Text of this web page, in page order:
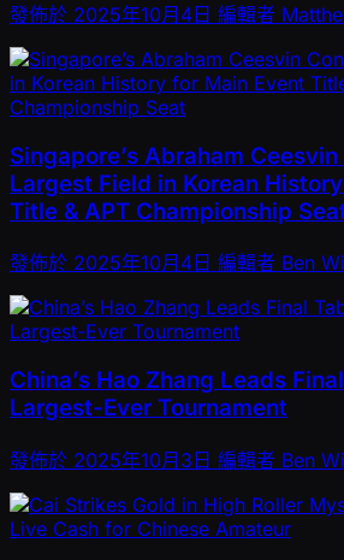
發佈於 2025年10月4日 編輯者
Singapore’s Abraham
Largest Field in Korean
Title & APT Championship
發佈於 2025年10月4日 編輯者 Ben
China’s Hao Zhang Leads
Largest-Ever Tournament
發佈於 2025年10月3日 編輯者 Ben